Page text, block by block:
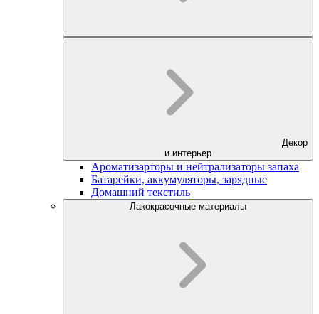
Декор
и интерьер
Ароматизарторы и нейтрализаторы запаха
Батарейки, аккумуляторы, зарядные
Домашний текстиль
Лакокрасочные материалы